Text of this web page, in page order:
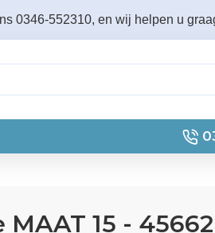
0346-552310, en wij helpen u
15 - 45662